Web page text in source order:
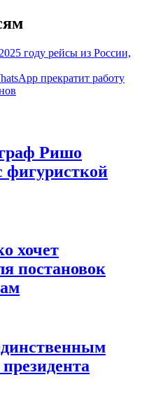
году рейсы из России,
прекратит работу
Ришо
фигуристкой
хочет
постановок